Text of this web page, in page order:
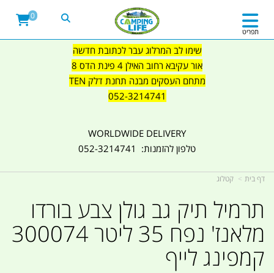
שימו לב המרלוג עבר לכתובת חדשה
אור עקיבא רחוב האילן 4 פינת הדס 8
מתחם העסקים מבנה תחנת דלק TEN
052-3214741
WORLDWIDE DELIVERY
טלפון להזמנות: 052-3214741
תפריט
0
דף בית קטלוג
תרמיל תיק גב גולן צבע בורדו
מלאנז' נפח 35 ליטר 300074
קמפינג לייף